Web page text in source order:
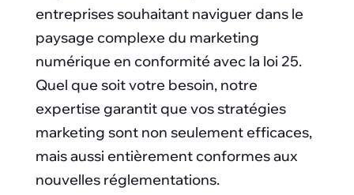
entreprises souhaitant naviguer dans le
paysage complexe du marketing
numérique en conformité avec la loi 25.
Quel que soit votre besoin, notre
expertise garantit que vos stratégies
marketing sont non seulement efficaces,
mais aussi entièrement conformes aux
nouvelles réglementations.